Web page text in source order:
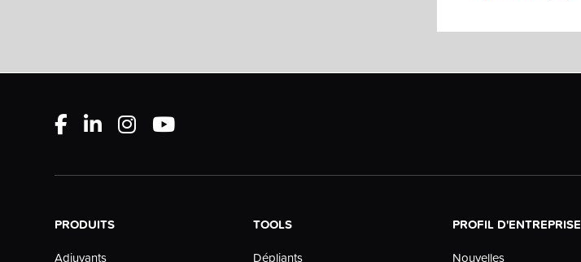
PRODUITS
Adjuvants
TOOLS
Dépliants
PROFIL D'ENTREPRISE
Nouvelles